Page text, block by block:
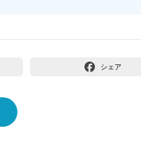
シェア